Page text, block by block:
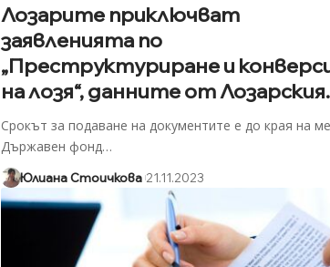
Лозарите приключват
заявленията по
„Преструктуриране и
на лозя“, данните от
Срокът за подаване на документите е до края на
Държавен фонд…
Юлиана Стоичкова 21.11.2023